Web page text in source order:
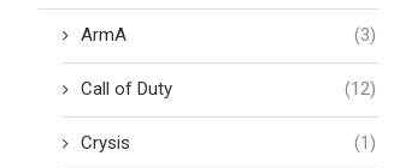
ArmA (3)
Call of Duty (12)
Crysis (1)